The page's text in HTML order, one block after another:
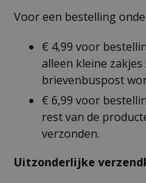
Voor een bestelling
€ 4,99 voor
alleen kleine
brievenbuspost
€ 6,99 voor
rest van de
verzonden.
Uitzonderlijke